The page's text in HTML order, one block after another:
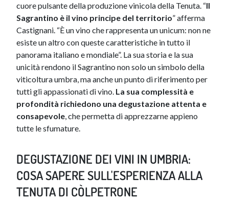
cuore pulsante della produzione vinicola della Tenuta. “Il
Sagrantino è il vino principe del territorio” afferma
Castignani. “È un vino che rappresenta un unicum: non ne
esiste un altro con queste caratteristiche in tutto il
panorama italiano e mondiale”. La sua storia e la sua
unicità rendono il Sagrantino non solo un simbolo della
viticoltura umbra, ma anche un punto di riferimento per
tutti gli appassionati di vino. La sua complessità e
profondità richiedono una degustazione attenta e
consapevole, che permetta di apprezzarne appieno
tutte le sfumature.
DEGUSTAZIONE DEI VINI IN UMBRIA:
COSA SAPERE SULL'ESPERIENZA ALLA
TENUTA DI CÒLPETRONE